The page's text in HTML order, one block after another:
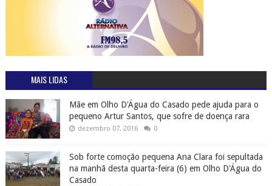
MAIS LIDAS
Mãe em Olho D'Água do Casado pede ajuda para o
pequeno Artur Santos, que sofre de doença rara
dezembro 07, 2016 0
Sob forte comoção pequena Ana Clara foi sepultada
na manhã desta quarta-feira (6) em Olho D'Água do
Casado